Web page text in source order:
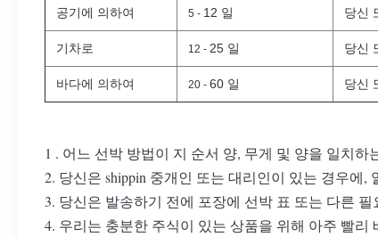
공기에 의하여 5 - 12 일 당신
기차로 12 - 25 일 당신
바다에 의하여 20 - 60 일 당신
1 . 어느 선박 방법이 지 순서 양, 무게 및 양을 일치하
2. 당신은 shippin 중개인 또는 대리인이 있는 경우에,
3. 당신은 발송하기 전에 포장에 선박 표 또는 다른
4. 우리는 충분한 주식이 있는 상품을 위해 아주 빨리